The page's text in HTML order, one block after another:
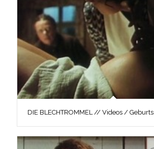
DIE BLECHTROMMEL // Videos /